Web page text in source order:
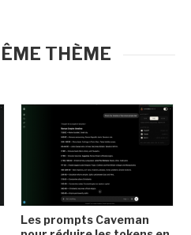
THÈME
Les prompts Caveman